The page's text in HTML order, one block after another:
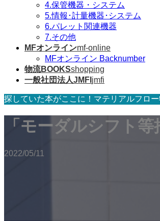
4.保管機器・システム
5.情報･計量機器･システム
6.パレット関連機器
7.その他
MFオンラインmf-online
MFオンライン Backnumber
物流BOOKSshopping
一般社団法人JMFI jmfi
探していた本がここに！マテリアルフロ
「モーダルシフト
2022/05/11